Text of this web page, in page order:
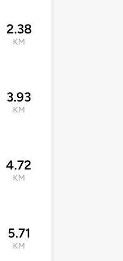
2.38
KM
3.93
KM
4.72
KM
5.71
KM